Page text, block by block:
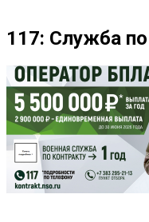
117: Служба